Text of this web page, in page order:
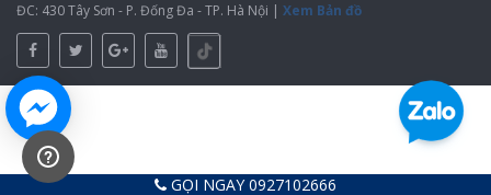
ĐC: 430 Tây Sơn - P. Đống Đa - TP. Hà Nội | Xem Bản đồ
GỌI NGAY 0927102666